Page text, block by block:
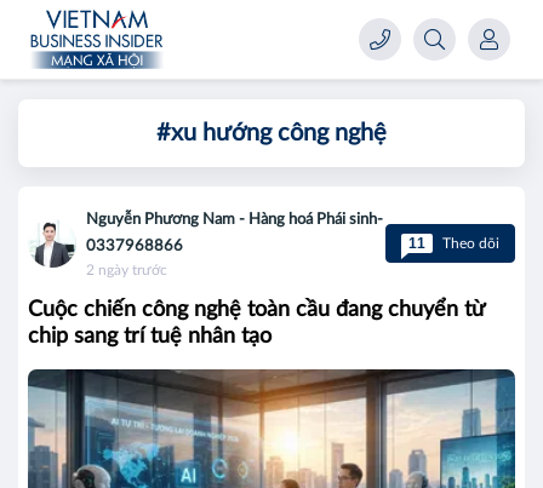
#xu hướng công nghệ
Nguyễn Phương Nam - Hàng hoá Phái sinh-
0337968866
2 ngày trước
11 Theo dõi
Cuộc chiến công nghệ toàn cầu đang chuyển từ
chip sang trí tuệ nhân tạo